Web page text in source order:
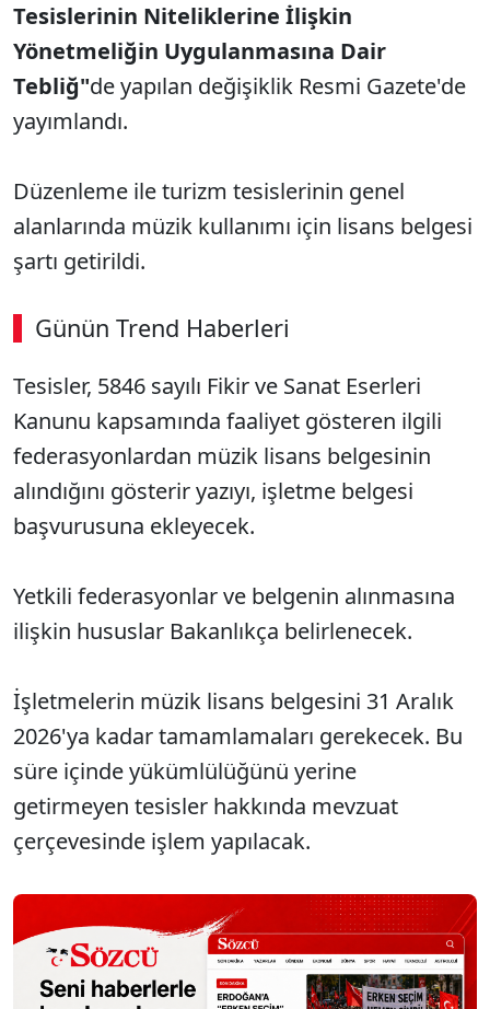
Tesislerinin Niteliklerine İlişkin
Yönetmeliğin Uygulanmasına Dair
Tebliğ"de yapılan değişiklik Resmi Gazete'de
yayımlandı.
Düzenleme ile turizm tesislerinin genel
alanlarında müzik kullanımı için lisans belgesi
şartı getirildi.
Günün Trend Haberleri
00:02 / 09:08
Sesi Aç
Tesisler, 5846 sayılı Fikir ve Sanat Eserleri
Kanunu kapsamında faaliyet gösteren ilgili
federasyonlardan müzik lisans belgesinin
alındığını gösterir yazıyı, işletme belgesi
başvurusuna ekleyecek.
Yetkili federasyonlar ve belgenin alınmasına
ilişkin hususlar Bakanlıkça belirlenecek.
İşletmelerin müzik lisans belgesini 31 Aralık
2026'ya kadar tamamlamaları gerekecek. Bu
süre içinde yükümlülüğünü yerine
getirmeyen tesisler hakkında mevzuat
çerçevesinde işlem yapılacak.